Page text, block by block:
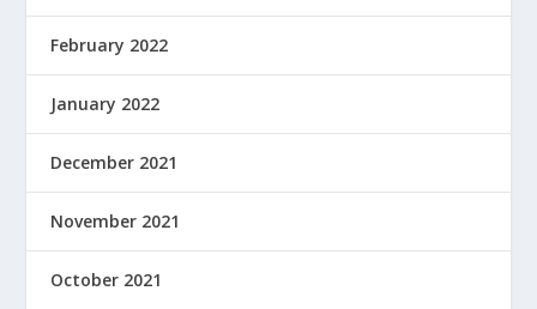
February 2022
January 2022
December 2021
November 2021
October 2021